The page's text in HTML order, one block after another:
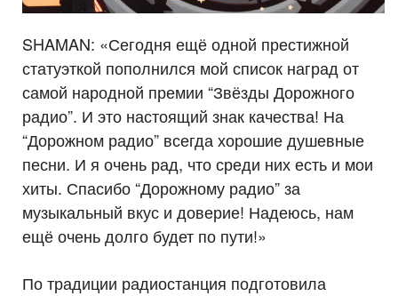
SHAMAN: «Сегодня ещё одной престижной
статуэткой пополнился мой список наград от
самой народной премии “Звёзды Дорожного
радио”. И это настоящий знак качества! На
“Дорожном радио” всегда хорошие душевные
песни. И я очень рад, что среди них есть и мои
хиты. Спасибо “Дорожному радио” за
музыкальный вкус и доверие! Надеюсь, нам
ещё очень долго будет по пути!»
По традиции радиостанция подготовила